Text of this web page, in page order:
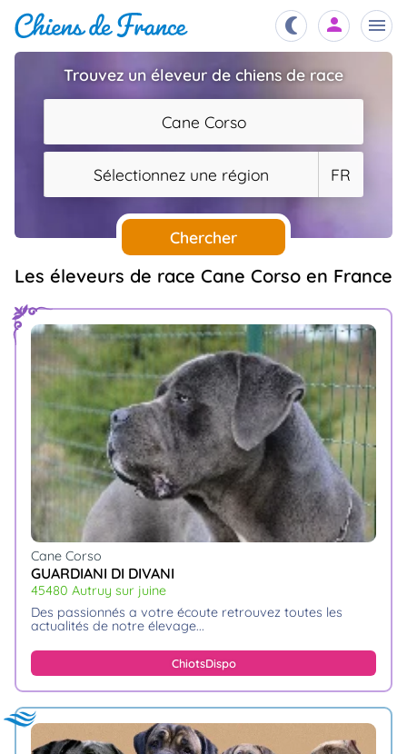
Chiots
Éleveurs
Étalons
Chiens
Services
Assurances
Connexion
Trouvez un éleveur de chiens de race
Cane Corso
Sélectionnez une région FR
Chercher
Les éleveurs de race Cane Corso en France
Cane Corso
GUARDIANI DI DIVANI
45480 Autruy sur juine
des passionnés a votre écoute retrouvez toutes les
actualités de notre élevage.
ChiotsDispo